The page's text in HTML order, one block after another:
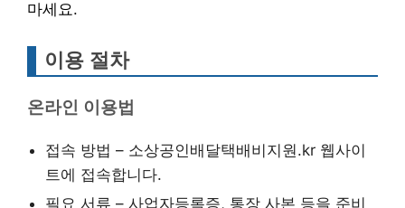
마세요.
이용 절차
온라인 이용법
접속 방법 – 소상공인배달택배비지원.kr 웹사이
트에 접속합니다.
필요 서류 – 사업자등록증, 통장 사본 등을 준비